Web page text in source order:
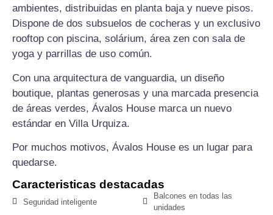
ambientes, distribuidas en planta baja y nueve pisos.
Dispone de dos subsuelos de cocheras y un exclusivo
rooftop con piscina, solárium, área zen con sala de
yoga y parrillas de uso común.
Con una arquitectura de vanguardia, un diseño
boutique, plantas generosas y una marcada presencia
de áreas verdes, Ávalos House marca un nuevo
estándar en Villa Urquiza.
Por muchos motivos, Ávalos House es un lugar para
quedarse.
Caracteristicas destacadas
Seguridad inteligente
Balcones en todas las
unidades